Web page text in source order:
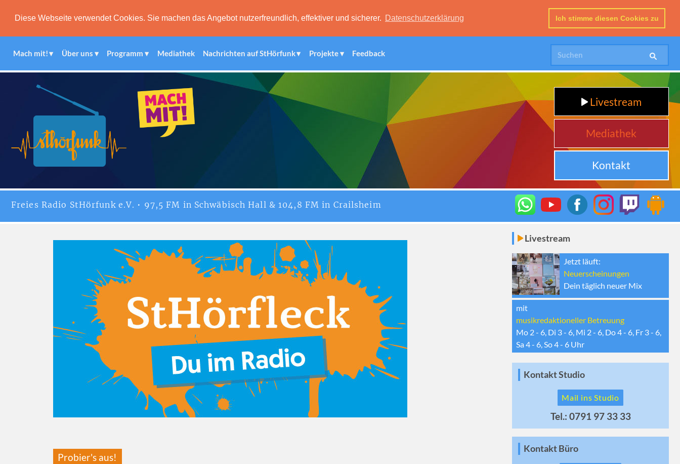
Diese Webseite verwendet Cookies. Sie machen das Angebot nutzerfreundlich, effektiver und sicherer. Datenschutzerklärung Ich stimme diesen Cookies zu
Mach mit! Über uns Programm Mediathek Nachrichten auf StHörfunk Projekte Feedback
Livestream
Mediathek
Kontakt
Freies Radio StHörfunke.V. • 97,5 FM in Schwäbisch Hall & 104,8 FM in Crailsheim
Probier's aus!
Livestream
Jetzt läuft:
Neuerscheinungen
Dein täglich neuer Mix
mit
musikredaktioneller Betreuung
Mo 2 - 6, Di 3 - 6, Mi 2 - 6, Do 4 - 6, Fr 3 - 6,
Sa 4 - 6, So 4 - 6 Uhr
Kontakt Studio
Mail ins Studio
Tel.: 0791 97 33 33
Kontakt Büro